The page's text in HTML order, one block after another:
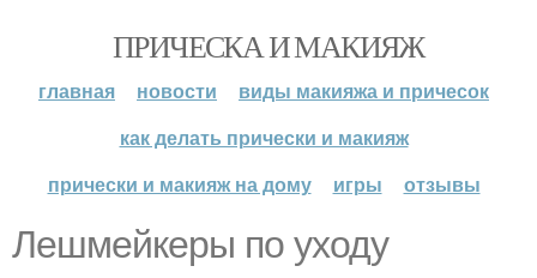
ПРИЧЕСКА И МАКИЯЖ
главная новости
виды макияжа и причесок
как делать прически и макияж
прически и макияж на дому
игры отзывы
Лешмейкеры по уходу